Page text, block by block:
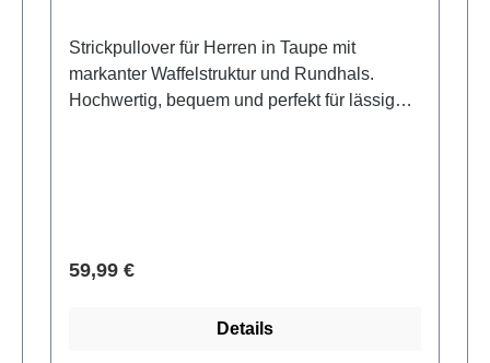
Strickpullover für Herren in Taupe mit
markanter Waffelstruktur und Rundhals.
Hochwertig, bequem und perfekt für lässige
Verkaufspreis:
59,99 €
Details